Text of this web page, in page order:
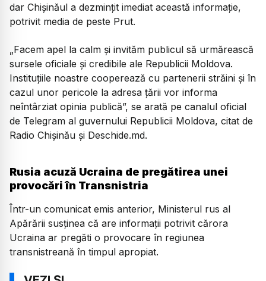
dar Chişinăul a dezminţit imediat această informaţie,
potrivit media de peste Prut.
„Facem apel la calm şi invităm publicul să urmărească
sursele oficiale şi credibile ale Republicii Moldova.
Instituţiile noastre cooperează cu partenerii străini şi în
cazul unor pericole la adresa ţării vor informa
neîntârziat opinia publică”, se arată pe canalul oficial
de Telegram al guvernului Republicii Moldova, citat de
Radio Chişinău şi Deschide.md.
Rusia acuză Ucraina de pregătirea unei
provocări în Transnistria
Într-un comunicat emis anterior, Ministerul rus al
Apărării susţinea că are informaţii potrivit cărora
Ucraina ar pregăti o provocare în regiunea
transnistreană în timpul apropiat.